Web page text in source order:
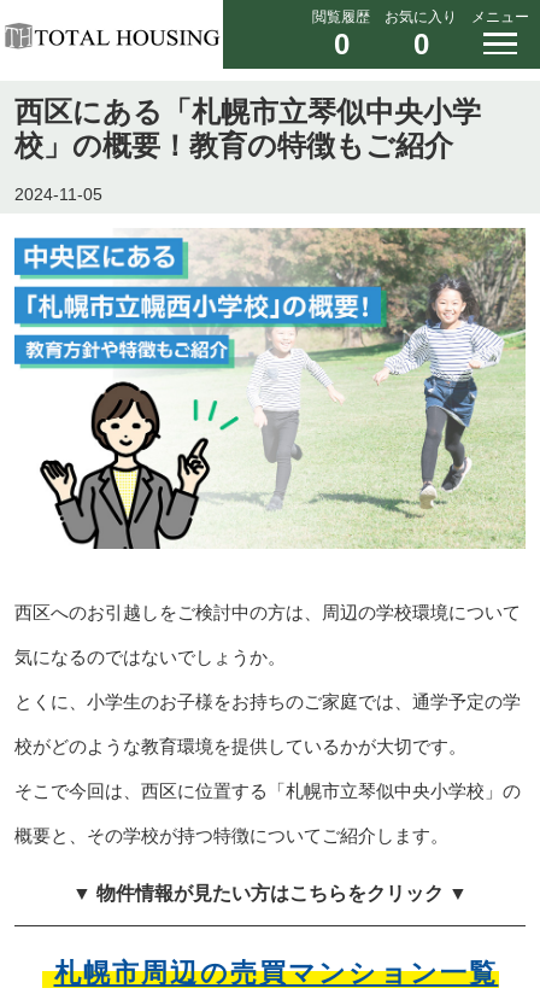
閲覧履歴
0
お気に入り
0
メニュー
西区にある「札幌市立琴似中央小学
校」の概要！教育の特徴もご紹介
2024-11-05
西区へのお引越しをご検討中の方は、周辺の学校環境について
気になるのではないでしょうか。
とくに、小学生のお子様をお持ちのご家庭では、通学予定の学
校がどのような教育環境を提供しているかが大切です。
そこで今回は、西区に位置する「札幌市立琴似中央小学校」の
概要と、その学校が持つ特徴についてご紹介します。
▼ 物件情報が見たい方はこちらをクリック ▼
札幌市周辺の売買マンション一覧